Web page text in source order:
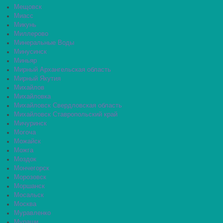
Мещовск
Миасс
Микунь
Миллерово
Минеральные Воды
Минусинск
Миньяр
Мирный Архангельская область
Мирный Якутия
Михайлов
Михайловка
Михайловск Свердловская область
Михайловск Ставропольский край
Мичуринск
Могоча
Можайск
Можга
Моздок
Мончегорск
Морозовск
Моршанск
Мосальск
Москва
Муравленко